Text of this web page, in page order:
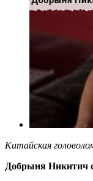
Китайская
Добрыня Никитич